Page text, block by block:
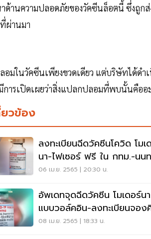
ด้านความปลอดภัยของวัคซีนล็อตนี้ ซึ่งถูก
ผ่านมา
อมในวัคซีนเพียงขวดเดียว แต่บริษัทได้ด
มีการเปิดเผยว่าสิ่งแปลกปลอมที่พบนั้นคืออ
ยวข้อง
ลงทะเบียนฉีดวัคซีนโควิด โมเ
นา-ไฟเซอร์ ฟรี ใน กทม.-นน
อัพเดทที่นี่
06 เม.ย. 2565 | 20:30 น.
อัพเดทจุดฉีดวัคซีน โมเดอร์น
แบบวอล์คอิน-ลงทะเบียนจอง
ล่าสุด
08 เม.ย. 2565 | 18:33 น.